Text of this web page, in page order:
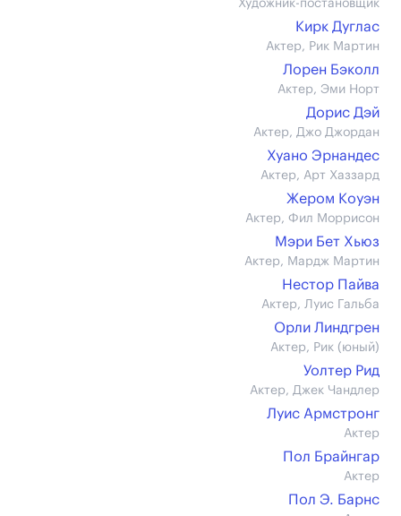
Художник-постановщик
Кирк Дуглас
Актер, Рик Мартин
Лорен Бэколл
Актер, Эми Норт
Дорис Дэй
Актер, Джо Джордан
Хуано Эрнандес
Актер, Арт Хаззард
Жером Коуэн
Актер, Фил Моррисон
Мэри Бет Хьюз
Актер, Мардж Мартин
Нестор Пайва
Актер, Луис Гальба
Орли Линдгрен
Актер, Рик (юный)
Уолтер Рид
Актер, Джек Чандлер
Луис Армстронг
Актер
Пол Брайнгар
Актер
Пол Э. Барнс